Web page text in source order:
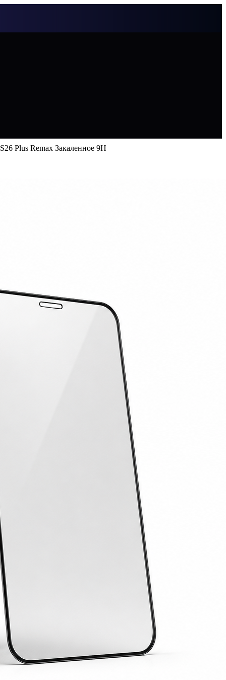
Plus Remax Закаленное 9H